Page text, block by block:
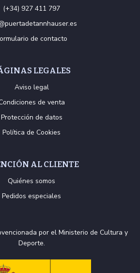
(+34) 927 411 797
de contacto
LEGALES
Aviso legal
de venta
Protección de datos
Política de Cookies
AL CLIENTE
Quiénes somos
Pedidos especiales
por el Ministerio de Cultura y
Deporte.